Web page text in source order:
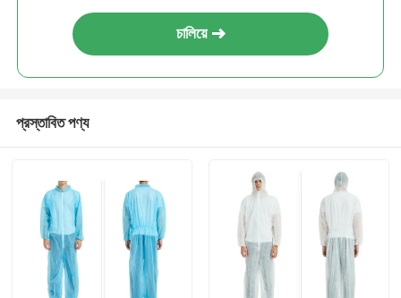
চালিয়ে
প্রস্তাবিত পণ্য